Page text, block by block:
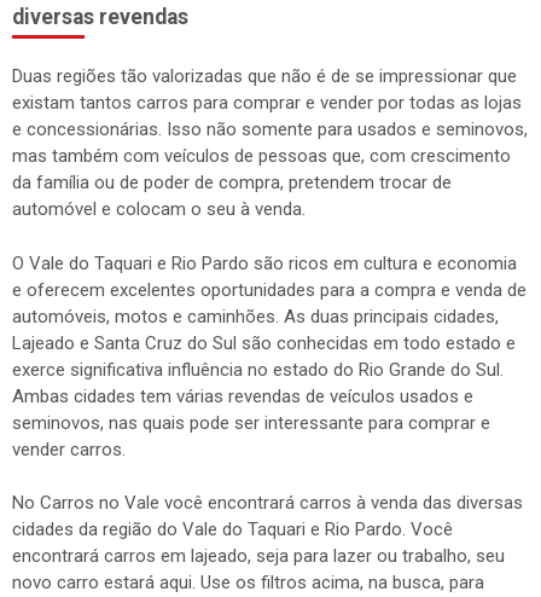
diversas revendas
Duas regiões tão valorizadas que não é de se impressionar que
existam tantos carros para comprar e vender por todas as lojas
e concessionárias. Isso não somente para usados e seminovos,
mas também com veículos de pessoas que, com crescimento
da família ou de poder de compra, pretendem trocar de
automóvel e colocam o seu à venda.
O Vale do Taquari e Rio Pardo são ricos em cultura e economia
e oferecem excelentes oportunidades para a compra e venda de
automóveis, motos e caminhões. As duas principais cidades,
Lajeado e Santa Cruz do Sul são conhecidas em todo estado e
exerce significativa influência no estado do Rio Grande do Sul.
Ambas cidades tem várias revendas de veículos usados e
seminovos, nas quais pode ser interessante para comprar e
vender carros.
No Carros no Vale você encontrará carros à venda das diversas
cidades da região do Vale do Taquari e Rio Pardo. Você
encontrará carros em lajeado, seja para lazer ou trabalho, seu
novo carro estará aqui. Use os filtros acima, na busca, para